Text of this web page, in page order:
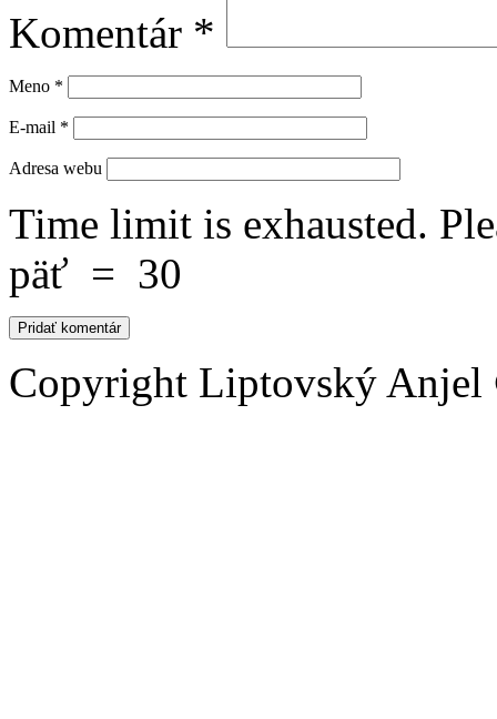
Komentár *
Meno *
E-mail *
Adresa webu
Time limit is exhausted.
päť = 30
Copyright Liptovský Anjel